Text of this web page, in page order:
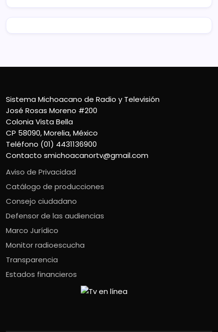
Sistema Michoacano de Radio y Televisión
José Rosas Moreno #200
Colonia Vista Bella
CP 58090, Morelia, México
Teléfono (01) 4431136900
Contacto smichoacanortv@gmail.com
Aviso de Privacidad
Catálogo de producciones
Consejo ciudadano
Defensor de las audiencias
Marco Jurídico
Monitor radioescucha
Transparencia
Estados financieros